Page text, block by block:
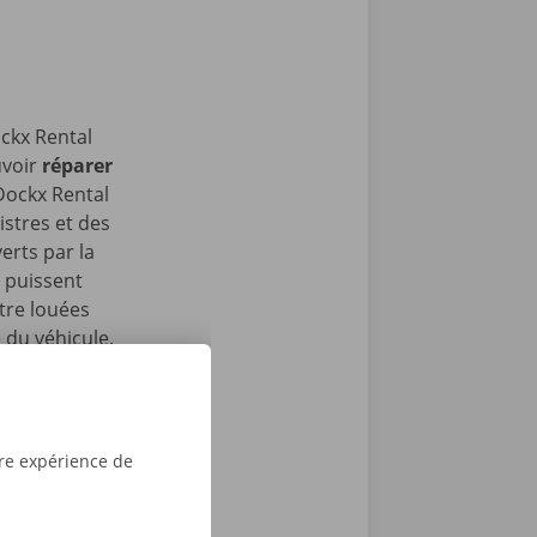
Rental
réparer
Rental
et des
par la
louées
véhicule.
expérience de